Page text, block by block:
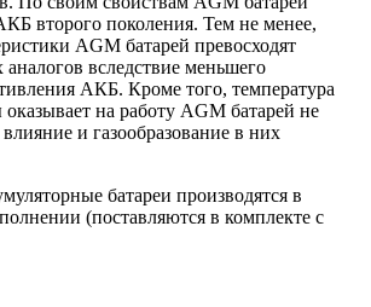
второго поколения. Тем не менее,
AGM батарей превосходят
аналогов вследствие меньшего
АКБ. Кроме того, температура
на работу AGM батарей не
влияние и газообразование в них
батареи производятся в
(поставляются в комплекте с